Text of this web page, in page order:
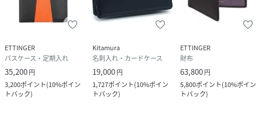
ETTINGER
パスケース・定期入れ
35,200円
3,200ポイント(10%ポイン
トバック)
Kitamura
名刺入れ・カードケース
19,000円
1,727ポイント(10%ポイン
トバック)
ETTINGER
財布
63,800円
5,800ポイント(10%ポイン
トバック)